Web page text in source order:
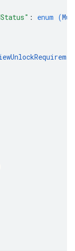
: enum (